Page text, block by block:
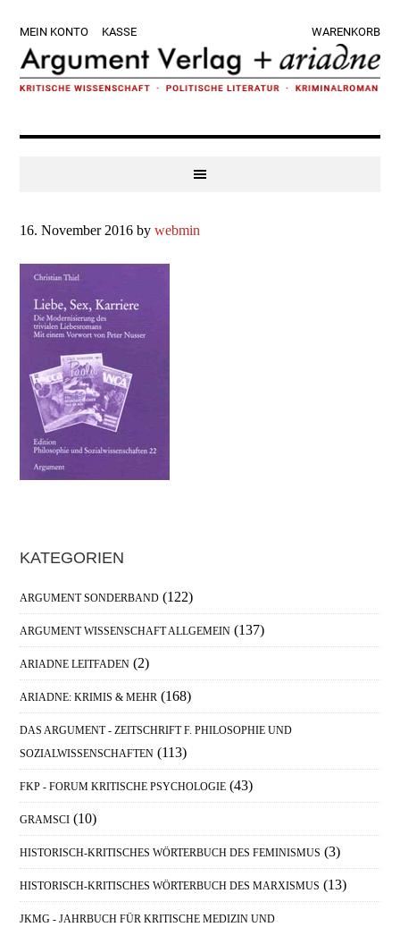
Hauptnavigation
springen
main
content
Hauptsidebar
springen
Fußzeile
springen
MEIN KONTO KASSE WARENKORB
16. November 2016 bywebmin
Haupt-
Sidebar
KATEGORIEN
ARGUMENT SONDERBAND (122)
ARGUMENT WISSENSCHAFT ALLGEMEIN (137)
ARIADNE LEITFADEN (2)
ARIADNE: KRIMIS & MEHR (168)
DAS ARGUMENT - ZEITSCHRIFT F. PHILOSOPHIE UND
SOZIALWISSENSCHAFTEN (113)
FKP - FORUM KRITISCHE PSYCHOLOGIE (43)
GRAMSCI (10)
HISTORISCH-KRITISCHES WÖRTERBUCH DES FEMINISMUS (3)
HISTORISCH-KRITISCHES WÖRTERBUCH DES MARXISMUS (13)
JKMG - JAHRBUCH FÜR KRITISCHE MEDIZIN UND